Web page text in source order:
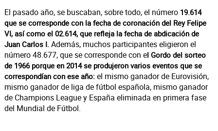
El pasado año, se buscaban, sobre todo, el número 19.614
que se corresponde con la fecha de coronación del Rey Felipe
VI, así como el 02.614, que refleja la fecha de abdicación de
Juan Carlos I.Además, muchos participantes eligieron el
número 48.677, que se corresponde con el Gordo del sorteo
de 1966 porque en 2014 se produjeron varios eventos que se
correspondían con ese año:el mismo ganador de Eurovisión,
mismo ganador de liga de fútbol española, mismo ganador
de Champions League y España eliminada en primera fase
del Mundial de Fútbol.